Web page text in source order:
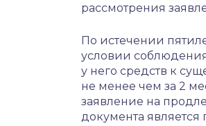
рассмотрения
По истечении
условии
у него средств к
не менее чем за 2
заявление на
документа